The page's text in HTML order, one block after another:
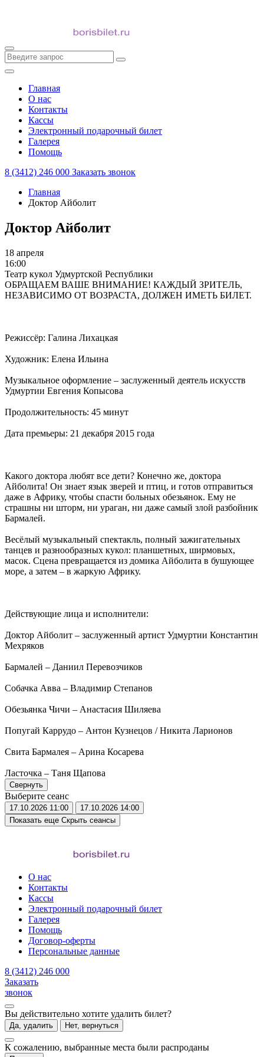
Главная
О нас
Контакты
Кассы
Электронный подарочный билет
Галерея
Помощь
8 (3412) 246 000 Заказать звонок
Главная
Доктор Айболит
Доктор Айболит
18 апреля
16:00
Театр кукол Удмуртской Республики
ОБРАЩАЕМ ВАШЕ ВНИМАНИЕ! КАЖДЫЙ ЗРИТЕЛЬ,
НЕЗАВИСИМО ОТ ВОЗРАСТА, ДОЛЖЕН ИМЕТЬ БИЛЕТ.
Режиссёр: Галина Лихацкая
Художник: Елена Ильина
Музыкальное оформление – заслуженный деятель искусств
Удмуртии Евгения Копысова
Продолжительность: 45 минут
Дата премьеры: 21 декабря 2015 года
Какого доктора любят все дети? Конечно же, доктора
Айболита! Он знает язык зверей и птиц, и готов отправиться
даже в Африку, чтобы спасти больных обезьянок. Ему не
страшны ни шторм, ни ураган, ни даже самый злой разбойник
Бармалей.
Весёлый музыкальный спектакль, полный зажигательных
танцев и разнообразных кукол: планшетных, ширмовых,
масок. Сцена превращается из домика Айболита в бушующее
море, а затем – в жаркую Африку.
Действующие лица и исполнители:
Доктор Айболит – заслуженный артист Удмуртии Константин
Мехряков
Бармалей – Даниил Перевозчиков
Собачка Авва – Владимир Степанов
Обезьянка Чичи – Анастасия Шиляева
Попугай Каррудо – Антон Кузнецов / Никита Ларионов
Свита Бармалея – Арина Косарева
Ласточка – Таня Щапова
Свернуть
Выберите сеанс
17.10.2026 11:00 17.10.2026 14:00
Показать еще Скрыть сеансы
О нас
Контакты
Кассы
Электронный подарочный билет
Галерея
Помощь
Договор-оферты
Персональные данные
8 (3412) 246 000
Заказать
звонок
Вы действительно хотите удалить билет?
Да, удалить Нет, вернуться
К сожалению, выбранные места были распроданы